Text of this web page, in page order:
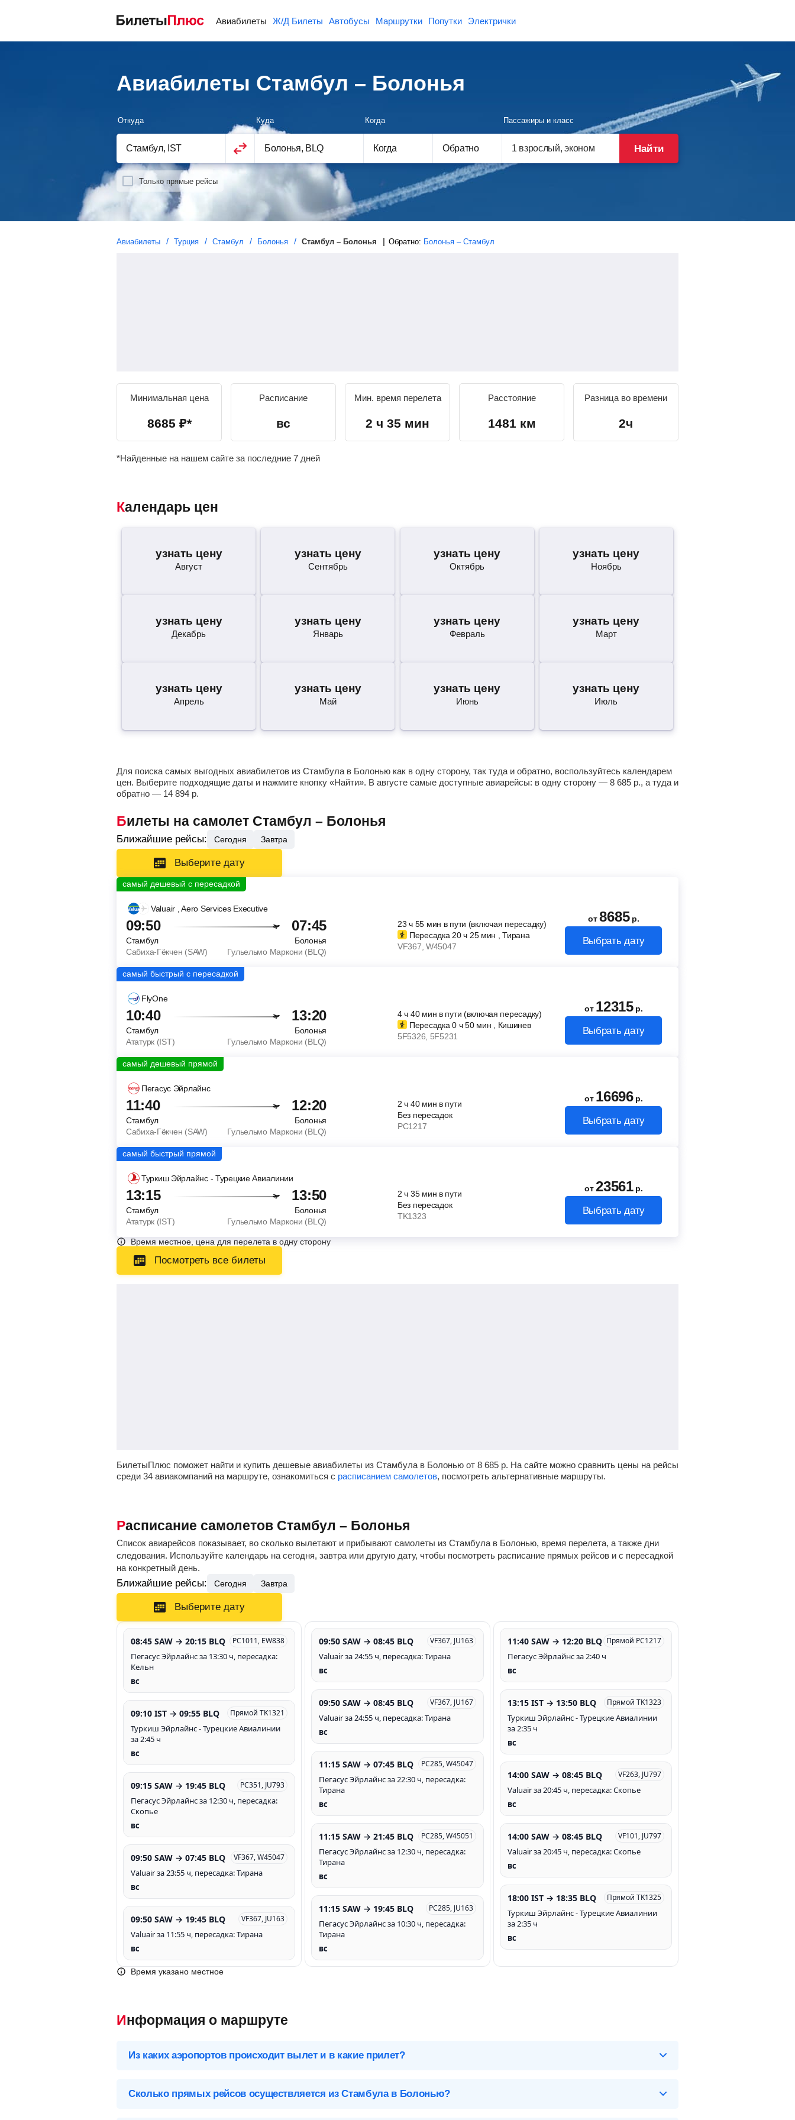
Авиабилеты Ж/Д Билеты Автобусы Маршрутки Попутки Электрички
Авиабилеты Стамбул – Болонья
Откуда Куда
Когда
Когда
Обратно
Пассажиры и класс
Только прямые рейсы
Найти
Авиабилеты Турция Стамбул Болонья Стамбул – Болонья Обратно: Болонья – Стамбул
Минимальная цена
8685 ₽*
Расписание
вс
Мин. время перелета
2 ч 35 мин
Расстояние
1481 км
Разница во времени
2ч
*Найденные на нашем сайте за последние 7 дней
Календарь цен
узнать цену
Август
узнать цену
Сентябрь
узнать цену
Октябрь
узнать цену
Ноябрь
узнать цену
Декабрь
узнать цену
Январь
узнать цену
Февраль
узнать цену
Март
узнать цену
Апрель
узнать цену
Май
узнать цену
Июнь
узнать цену
Июль
Для поиска самых выгодных авиабилетов из Стамбула в Болонью как в одну сторону, так туда и обратно, воспользуйтесь календарем
цен. Выберите подходящие даты и нажмите кнопку «Найти». В августе самые доступные авиарейсы: в одну сторону — 8 685 р., а туда и
обратно — 14 894 р.
Билеты на самолет Стамбул – Болонья
Ближайшие рейсы: Сегодня Завтра
Выберите дату
Valuair , Aero Services Executive
09:50 07:45
Стамбул
Болонья
Сабиха-Гёкчен (SAW)
Гульельмо Маркони (BLQ)
23ч55 мин в пути (включая пересадку)
Пересадка 20ч 25 мин , Тирана
VF367 , W45047
от8685 р.
Выбрать дату
FlyOne
10:40 13:20
Стамбул
Болонья
Ататурк (IST)
Гульельмо Маркони (BLQ)
4ч 40 мин в пути (включая пересадку)
Пересадка 0 ч50 мин , Кишинев
5F5326 , 5F5231
от 12315 р.
Выбрать дату
Пегасус Эйрлайнс
11:40 12:20
Стамбул
Болонья
Сабиха-Гёкчен (SAW)
Гульельмо Маркони (BLQ)
2ч 40 мин в пути
Без пересадок
PC1217
от 16696 р.
Выбрать дату
Туркиш Эйрлайнс - Турецкие Авиалинии
13:15 13:50
Стамбул
Болонья
Ататурк (IST)
Гульельмо Маркони (BLQ)
2ч 35 мин в пути
Без пересадок
TK1323
от23561 р.
Выбрать дату
Время местное, цена для перелета в одну сторону
Посмотреть все билеты
БилетыПлюс поможет найти и купить дешевые авиабилеты из Стамбула в Болонью от 8 685 р. На сайте можно сравнить цены на рейсы
среди 34 авиакомпаний на маршруте, ознакомиться с расписанием самолетов, посмотреть альтернативные маршруты.
Расписание самолетов Стамбул – Болонья
Список авиарейсов показывает, во сколько вылетают и прибывают самолеты из Стамбула в Болонью, время перелета, а также дни
следования. Используйте календарь на сегодня, завтра или другую дату, чтобы посмотреть расписание прямых рейсов и с пересадкой
на конкретный день.
Ближайшие рейсы: Сегодня Завтра
Выберите дату
08:45 SAW → 20:15 BLQ PC1011, EW838
Пегасус Эйрлайнс за 13:30 ч, пересадка:
Кельн
вс
09:10 IST → 09:55 BLQ Прямой TK1321
Туркиш Эйрлайнс - Турецкие Авиалинии
за 2:45 ч
вс
09:15 SAW → 19:45 BLQ PC351, JU793
Пегасус Эйрлайнс за 12:30 ч, пересадка:
Скопье
вс
09:50 SAW → 07:45 BLQ VF367, W45047
Valuair за 23:55 ч, пересадка: Тирана
вс
09:50 SAW → 19:45 BLQ VF367, JU163
Valuair за 11:55 ч, пересадка: Тирана
вс
09:50 SAW → 08:45 BLQ VF367, JU163
Valuair за 24:55 ч, пересадка: Тирана
вс
09:50 SAW → 08:45 BLQ VF367, JU167
Valuair за 24:55 ч, пересадка: Тирана
вс
11:15 SAW → 07:45 BLQ PC285, W45047
Пегасус Эйрлайнс за 22:30 ч, пересадка:
Тирана
вс
11:15 SAW → 21:45 BLQ PC285, W45051
Пегасус Эйрлайнс за 12:30 ч, пересадка:
Тирана
вс
11:15 SAW → 19:45 BLQ PC285, JU163
Пегасус Эйрлайнс за 10:30 ч, пересадка:
Тирана
вс
11:40 SAW → 12:20 BLQ Прямой PC1217
Пегасус Эйрлайнс за 2:40 ч
вс
13:15 IST → 13:50 BLQ Прямой TK1323
Туркиш Эйрлайнс - Турецкие Авиалинии
за 2:35 ч
вс
14:00 SAW → 08:45 BLQ VF263, JU797
Valuair за 20:45 ч, пересадка: Скопье
вс
14:00 SAW → 08:45 BLQ VF101, JU797
Valuair за 20:45 ч, пересадка: Скопье
вс
18:00 IST → 18:35 BLQ Прямой TK1325
Туркиш Эйрлайнс - Турецкие Авиалинии
за 2:35 ч
вс
Время указано местное
Информация о маршруте
Из каких аэропортов происходит вылет и в какие прилет?
Стамбул (IST), Турция Болонья (BLQ), Италия
Сколько прямых рейсов осуществляется из Стамбула в Болонью?